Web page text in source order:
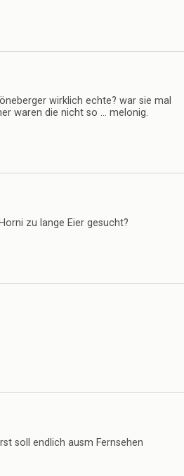
wirklich echte? war sie mal
waren die nicht so … melonig.
zu lange Eier gesucht?
soll endlich ausm Fernsehen